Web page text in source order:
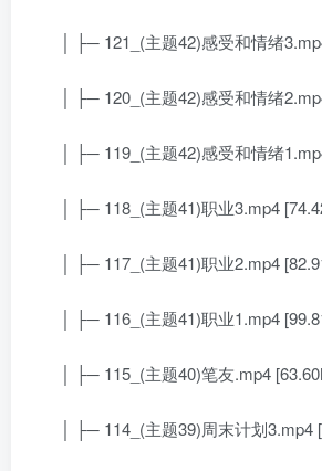
│ ├─ 121_(主题42)感受和情绪
│ ├─ 120_(主题42)感受和情绪
│ ├─ 119_(主题42)感受和情绪
│ ├─ 118_(主题41)职业3.mp4
│ ├─ 117_(主题41)职业2.mp4
│ ├─ 116_(主题41)职业1.mp4
│ ├─ 115_(主题40)笔友.mp4
│ ├─ 114_(主题39)周末计划3.mp4